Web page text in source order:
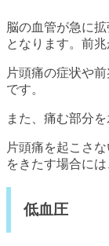
脳の血管が急に
となります。前
片頭痛の症状や
です。
また、痛む部分
片頭痛を起こさ
をきたす場合に
低血圧